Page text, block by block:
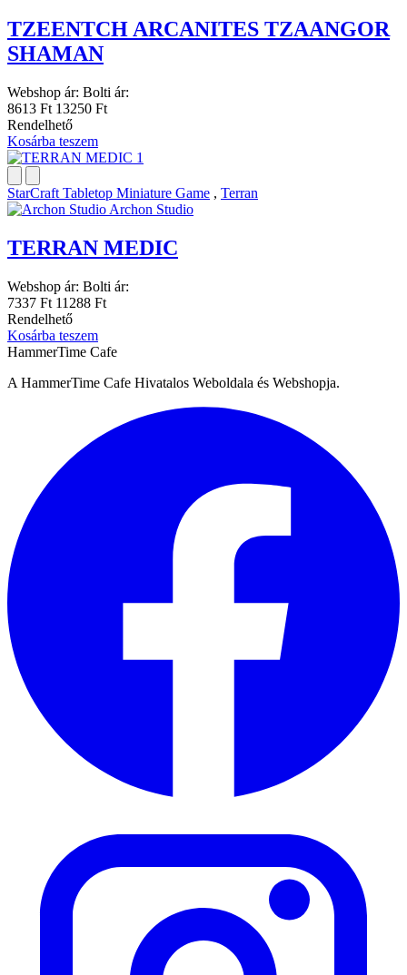
TZEENTCH ARCANITES TZAANGOR
SHAMAN
Webshop ár: Bolti ár:
8613 Ft 13250 Ft
Rendelhető
Kosárba teszem
StarCraft Tabletop Miniature Game , Terran
Archon Studio
TERRAN MEDIC
Webshop ár: Bolti ár:
7337 Ft 11288 Ft
Rendelhető
Kosárba teszem
HammerTime Cafe
A HammerTime Cafe Hivatalos Weboldala és Webshopja.